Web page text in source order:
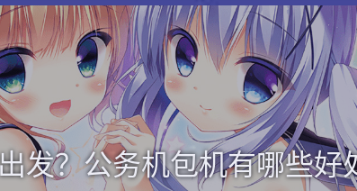
发？公务机包机有哪些好